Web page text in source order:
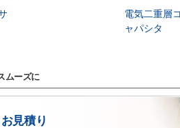
電気二重層
ャパシタ
ムーズに
見積り